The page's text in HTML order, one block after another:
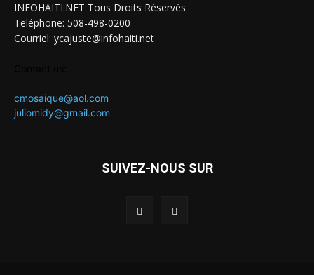
INFOHAITI.NET Tous Droits Réservés
Teléphone: 508-498-0200
Courriel: ycajuste@infohaiti.net
cmosaique@aol.com
juliomidy@gmail.com
SUIVEZ-NOUS SUR